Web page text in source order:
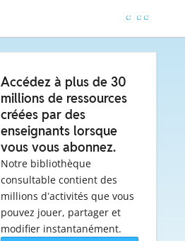
Accédez à plus de 30
millions de ressources
créées par des
enseignants lorsque
vous vous abonnez.
Notre bibliothèque
consultable contient des
millions d’activités que vous
pouvez jouer, partager et
modifier instantanément.